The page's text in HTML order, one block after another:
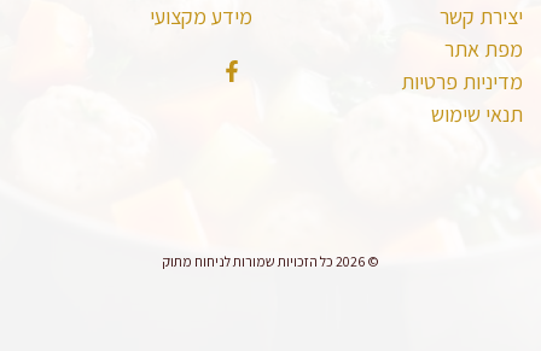
יצירת קשר
מפת אתר
מדיניות פרטיות
תנאי שימוש
מידע מקצועי
© 2026 כל הזכויות שמורות לניחוח מתוק